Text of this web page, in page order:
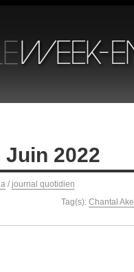
Juin 2022
/ journal quotidien
Tag(s): Chantal